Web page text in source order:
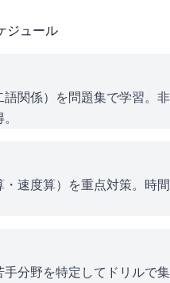
ジュール
関係）を問題集で学習。非
速度算）を重点対策。時間
分野を特定してドリルで集